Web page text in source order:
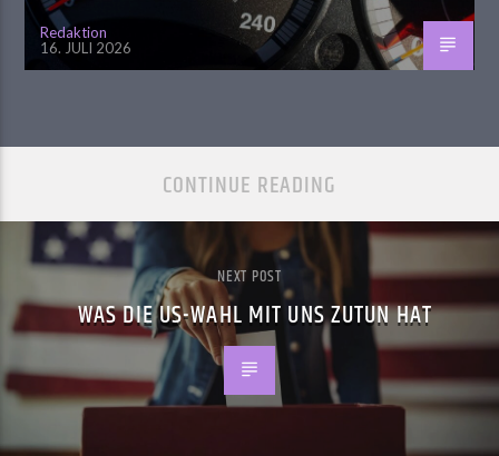
Redaktion
16. JULI 2026
CONTINUE READING
NEXT POST
WAS DIE US-WAHL MIT UNS ZUTUN HAT